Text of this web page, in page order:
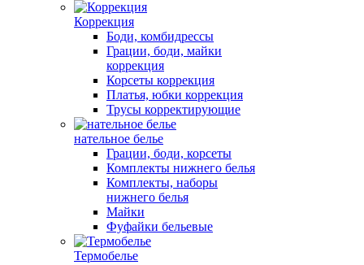
Коррекция
Боди, комбидрессы
Грации, боди, майки
коррекция
Корсеты коррекция
Платья, юбки коррекция
Трусы корректирующие
нательное белье
Грации, боди, корсеты
Комплекты нижнего белья
Комплекты, наборы
нижнего белья
Майки
Фуфайки бельевые
Термобелье